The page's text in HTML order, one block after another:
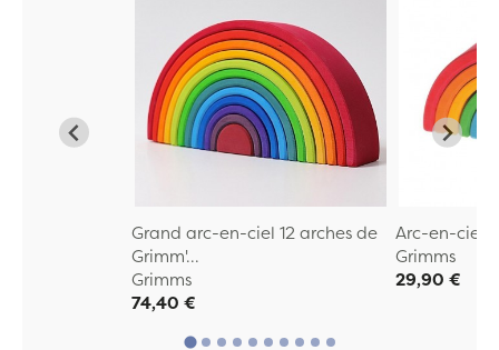
Grand arc-en-ciel 12 arches de
Grimm'...
Grimms
74,40 €
Arc-en-ciel
Grimms
29,90 €